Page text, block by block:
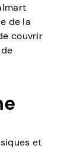
de la
couvrir
et